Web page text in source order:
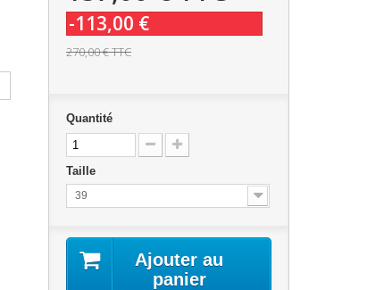
-113,00 €
270,00 €TTC
Quantité
Taille
39
Ajouter au
panier